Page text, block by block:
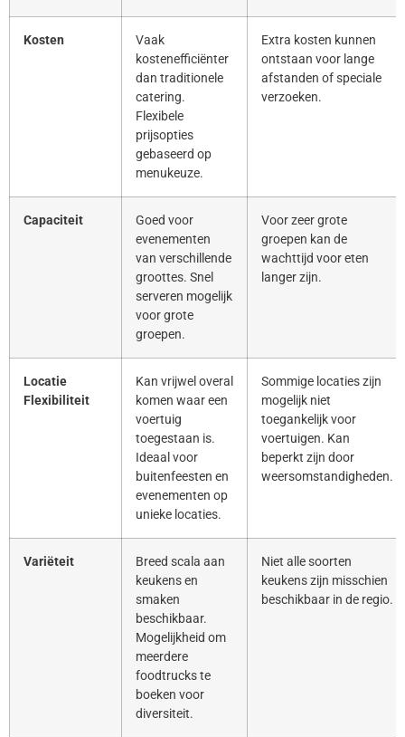
Kosten
Vaak
kostenefficiënter
dan traditionele
catering.
Flexibele
prijsopties
gebaseerd op
menukeuze.
Extra kosten kunnen
ontstaan voor lange
afstanden of speciale
verzoeken.
Capaciteit
Goed voor
evenementen
van verschillende
groottes. Snel
serveren mogelijk
voor grote
groepen.
Voor zeer grote
groepen kan de
wachttijd voor eten
langer zijn.
Locatie
Flexibiliteit
Kan vrijwel overal
komen waar een
voertuig
toegestaan is.
Ideaal voor
buitenfeesten en
evenementen op
unieke locaties.
Sommige locaties zijn
mogelijk niet
toegankelijk voor
voertuigen. Kan
beperkt zijn door
weersomstandigheden.
Variëteit
Breed scala aan
keukens en
smaken
beschikbaar.
Mogelijkheid om
meerdere
foodtrucks te
boeken voor
diversiteit.
Niet alle soorten
keukens zijn misschien
beschikbaar in de regio.